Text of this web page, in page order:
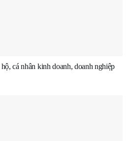
cá nhân kinh doanh, doanh nghiệp